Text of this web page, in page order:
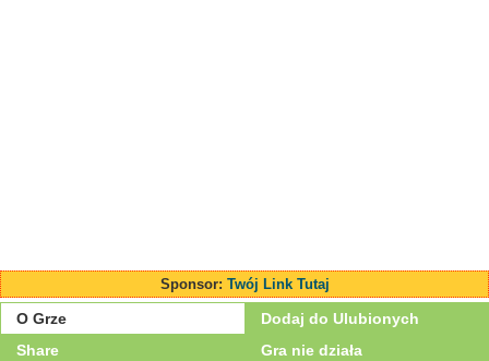
Sponsor: Twój Link Tutaj
O Grze
Dodaj do Ulubionych
Share
Gra nie działa